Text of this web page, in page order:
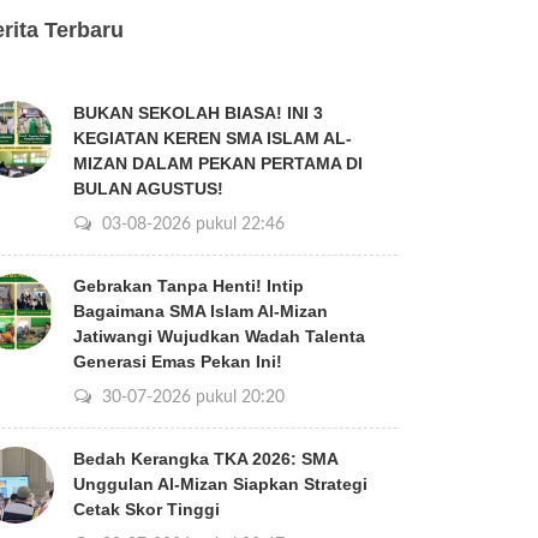
Terbaru
BUKAN SEKOLAH BIASA! INI 3
KEGIATAN KEREN SMA ISLAM AL-
MIZAN DALAM PEKAN PERTAMA DI
BULAN AGUSTUS!
03-08-2026 pukul 22:46
Gebrakan Tanpa Henti! Intip
Bagaimana SMA Islam Al-Mizan
Jatiwangi Wujudkan Wadah Talenta
Generasi Emas Pekan Ini!
30-07-2026 pukul 20:20
Bedah Kerangka TKA 2026: SMA
Unggulan Al-Mizan Siapkan Strategi
Cetak Skor Tinggi